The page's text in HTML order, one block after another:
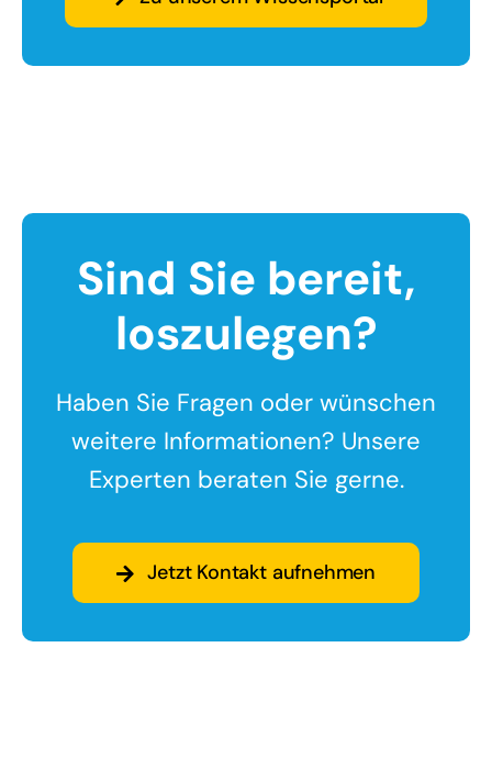
Sind Sie bereit,
loszulegen?
Haben Sie Fragen oder wünschen
weitere Informationen? Unsere
Experten beraten Sie gerne.
Jetzt Kontakt aufnehmen